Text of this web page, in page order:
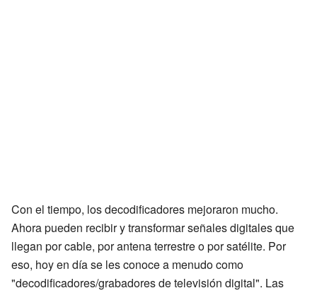
Con el tiempo, los decodificadores mejoraron mucho.
Ahora pueden recibir y transformar señales digitales que
llegan por cable, por antena terrestre o por satélite. Por
eso, hoy en día se les conoce a menudo como
"decodificadores/grabadores de televisión digital". Las